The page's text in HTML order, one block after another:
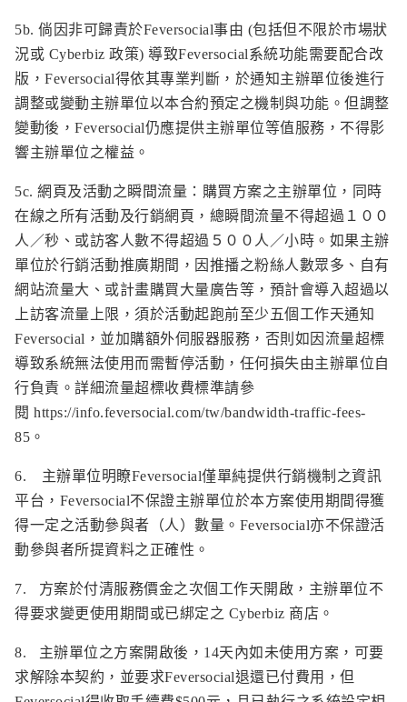
5b. 倘因非可歸責於Feversocial事由 (包括但不限於市場狀
況或 Cyberbiz 政策) 導致Feversocial系統功能需要配合改
版，Feversocial得依其專業判斷，於通知主辦單位後進行
調整或變動主辦單位以本合約預定之機制與功能。但調整
變動後，Feversocial仍應提供主辦單位等值服務，不得影
響主辦單位之權益。
5c. 網頁及活動之瞬間流量：購買方案之主辦單位，同時
在線之所有活動及行銷網頁，總瞬間流量不得超過１００
人／秒、或訪客人數不得超過５００人／小時。如果主辦
單位於行銷活動推廣期間，因推播之粉絲人數眾多、自有
網站流量大、或計畫購買大量廣告等，預計會導入超過以
上訪客流量上限，須於活動起跑前至少五個工作天通知
Feversocial，並加購額外伺服器服務，否則如因流量超標
導致系統無法使用而需暫停活動，任何損失由主辦單位自
行負責。詳細流量超標收費標準請參
閱 https://info.feversocial.com/tw/bandwidth-traffic-fees-
85 。
6. 主辦單位明瞭Feversocial僅單純提供行銷機制之資訊
平台，Feversocial不保證主辦單位於本方案使用期間得獲
得一定之活動參與者（人）數量。Feversocial亦不保證活
動參與者所提資料之正確性。
7. 方案於付清服務價金之次個工作天開啟，主辦單位不
得要求變更使用期間或已綁定之 Cyberbiz 商店。
8. 主辦單位之方案開啟後，14天內如未使用方案，可要
求解除本契約，並要求Feversocial退還已付費用，但